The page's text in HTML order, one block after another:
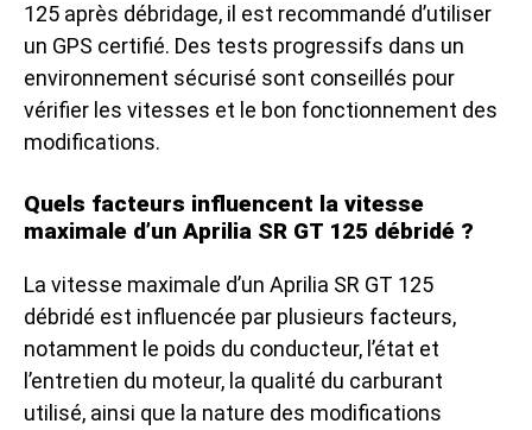
125 après débridage, il est recommandé d’utiliser
un GPS certifié. Des tests progressifs dans un
environnement sécurisé sont conseillés pour
vérifier les vitesses et le bon fonctionnement des
modifications.
Quels facteurs influencent la vitesse
maximale d’un Aprilia SR GT 125 débridé ?
La vitesse maximale d’un Aprilia SR GT 125
débridé est influencée par plusieurs facteurs,
notamment le poids du conducteur, l’état et
l’entretien du moteur, la qualité du carburant
utilisé, ainsi que la nature des modifications